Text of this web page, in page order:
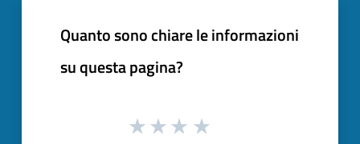
Quanto sono chiare le informazioni
su questa pagina?